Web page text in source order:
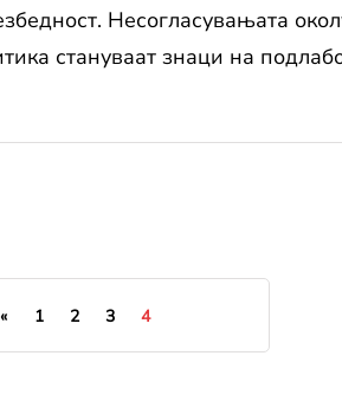
Несогласувањата
стануваат знаци на
« 1 2 3 4